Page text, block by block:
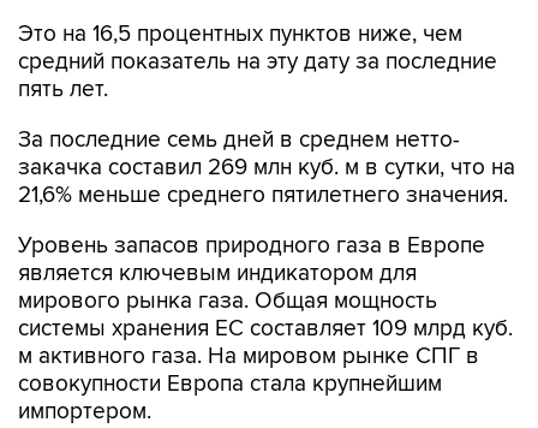
Это на 16,5 процентных пунктов ниже, чем
средний показатель на эту дату за последние
пять лет.
За последние семь дней в среднем нетто-
закачка составил 269 млн куб. м в сутки, что на
21,6% меньше среднего пятилетнего значения.
Уровень запасов природного газа в Европе
является ключевым индикатором для
мирового рынка газа. Общая мощность
системы хранения ЕС составляет 109 млрд куб.
м активного газа. На мировом рынке СПГ в
совокупности Европа стала крупнейшим
импортером.